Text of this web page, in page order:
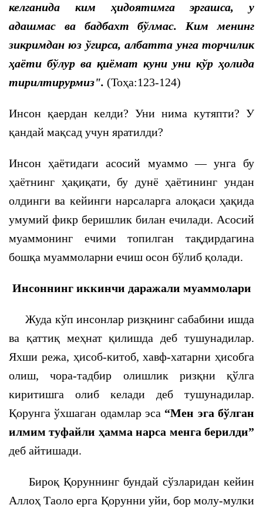
келганида ким ҳидоятимга эргашса, у
адашмас ва бадбахт бўлмас. Ким менинг
зикримдан юз ўгирса, албатта унга торчилик
ҳаёти бўлур ва қиёмат куни уни кўр ҳолида
тирилтирурмиз". (Тоҳа:123-124)
Инсон қаердан келди? Уни нима кутяпти? У
қандай мақсад учун яратилди?
Инсон ҳаётидаги асосий муаммо — унга бу
ҳаётнинг ҳақиқати, бу дунё ҳаётининг ундан
олдинги ва кейинги нарсаларга алоқаси ҳақида
умумий фикр беришлик билан ечилади. Асосий
муаммонинг ечими топилган тақдирдагина
бошқа муаммоларни ечиш осон бўлиб қолади.
Инсоннинг иккинчи даражали муаммолари
Жуда кўп инсонлар ризқнинг сабабини ишда
ва қаттиқ меҳнат қилишда деб тушунадилар.
Яхши режа, ҳисоб-китоб, хавф-хатарни ҳисобга
олиш, чора-тадбир олишлик ризқни қўлга
киритишга олиб келади деб тушунадилар.
Қорунга ўхшаган одамлар эса “Мен эга бўлган
илмим туфайли ҳамма нарса менга берилди”
деб айтишади.
Бироқ Қоруннинг бундай сўзларидан кейин
Аллоҳ Таоло ерга Қорунни уйи, бор молу-мулки